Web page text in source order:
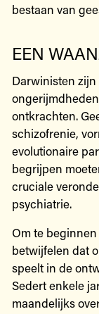
bestaan van
EEN
Darwinisten
ontkrachten.
schizofrenie,
evolutionaire
begrijpen
cruciale
psychiatrie.
Om te
betwijfelen dat
speelt in de
Sedert enkele
maandelijks